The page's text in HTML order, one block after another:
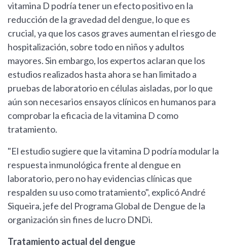
vitamina D podría tener un efecto positivo en la
reducción de la gravedad del dengue, lo que es
crucial, ya que los casos graves aumentan el riesgo de
hospitalización, sobre todo en niños y adultos
mayores. Sin embargo, los expertos aclaran que los
estudios realizados hasta ahora se han limitado a
pruebas de laboratorio en células aisladas, por lo que
aún son necesarios ensayos clínicos en humanos para
comprobar la eficacia de la vitamina D como
tratamiento.
"El estudio sugiere que la vitamina D podría modular la
respuesta inmunológica frente al dengue en
laboratorio, pero no hay evidencias clínicas que
respalden su uso como tratamiento", explicó André
Siqueira, jefe del Programa Global de Dengue de la
organización sin fines de lucro DNDi.
Tratamiento actual del dengue